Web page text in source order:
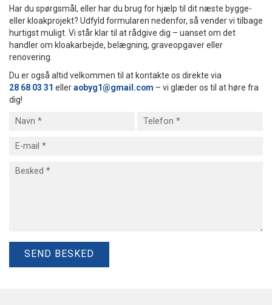
Har du spørgsmål, eller har du brug for hjælp til dit næste bygge-
eller kloakprojekt? Udfyld formularen nedenfor, så vender vi tilbage
hurtigst muligt. Vi står klar til at rådgive dig – uanset om det
handler om kloakarbejde, belægning, graveopgaver eller
renovering.
Du er også altid velkommen til at kontakte os direkte via
28 68 03 31 elleraobyg1@gmail.com – vi glæder os til at høre fra
dig!